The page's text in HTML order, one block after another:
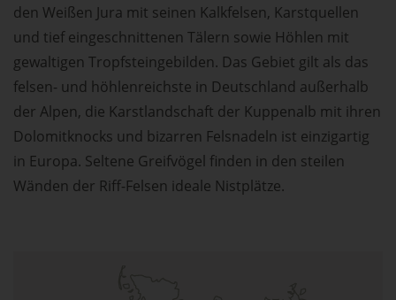
den Weißen Jura mit seinen Kalkfelsen, Karstquellen
und tief eingeschnittenen Tälern sowie Höhlen mit
gewaltigen Tropfsteingebilden. Das Gebiet gilt als das
felsen- und höhlenreichste in Deutschland außerhalb
der Alpen, die Karstlandschaft der Kuppenalb mit ihren
Dolomitknocks und bizarren Felsnadeln ist einzigartig
in Europa. Seltene Greifvögel finden in den steilen
Wänden der Riff-Felsen ideale Nistplätze.